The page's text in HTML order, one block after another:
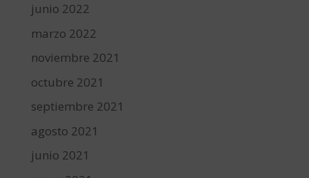
junio 2022
marzo 2022
noviembre 2021
octubre 2021
septiembre 2021
agosto 2021
junio 2021